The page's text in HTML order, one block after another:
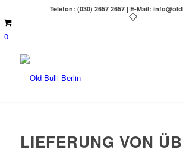
Telefon: (030) 2657 2657 | E-Mail:
0
LIEFERUNG VON